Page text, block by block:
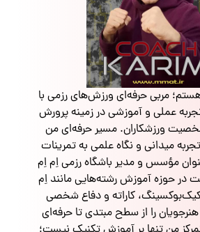
مربی حرفه‌ای ورزش‌های رزمی با
عملی و آموزشی در زمینه پرورش
ورزشکاران. مسیر حرفه‌ای من
میدانی و نگاه علمی به تمرینات
مؤسس و مدیر باشگاه رزمی اِم اِم
در حوزه آموزش رشته‌هایی مانند اِم
کاراته و دفاع شخصی
را از سطح مبتدی تا حرفه‌ای